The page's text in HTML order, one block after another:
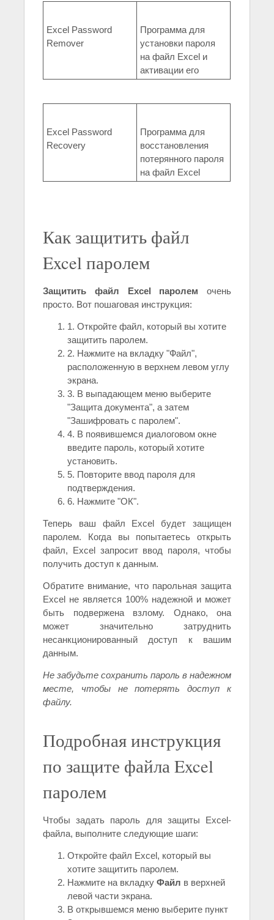
Excel Password
Remover
Программа для
установки пароля
на файл Excel и
активации его
Excel Password
Recovery
Программа для
восстановления
потерянного пароля
на файл Excel
Как защитить файл
Excel паролем
Защитить файл Excel паролем очень
просто. Вот пошаговая инструкция:
1. Откройте файл, который вы хотите
защитить паролем.
2. Нажмите на вкладку "Файл",
расположенную в верхнем левом углу
экрана.
3. В выпадающем меню выберите
"Защита документа", а затем
"Зашифровать с паролем".
4. В появившемся диалоговом окне
введите пароль, который хотите
установить.
5. Повторите ввод пароля для
подтверждения.
6. Нажмите "ОК".
Теперь ваш файл Excel будет защищен
паролем. Когда вы попытаетесь открыть
файл, Excel запросит ввод пароля, чтобы
получить доступ к данным.
Обратите внимание, что парольная защита
Excel не является 100% надежной и может
быть подвержена взлому. Однако, она
может значительно затруднить
несанкционированный доступ к вашим
данным.
Не забудьте сохранить пароль в надежном
месте, чтобы не потерять доступ к
файлу.
Подробная инструкция
по защите файла Excel
паролем
Чтобы задать пароль для защиты Excel-
файла, выполните следующие шаги:
Откройте файл Excel, который вы
хотите защитить паролем.
Нажмите на вкладку Файл в верхней
левой части экрана.
В открывшемся меню выберите пункт